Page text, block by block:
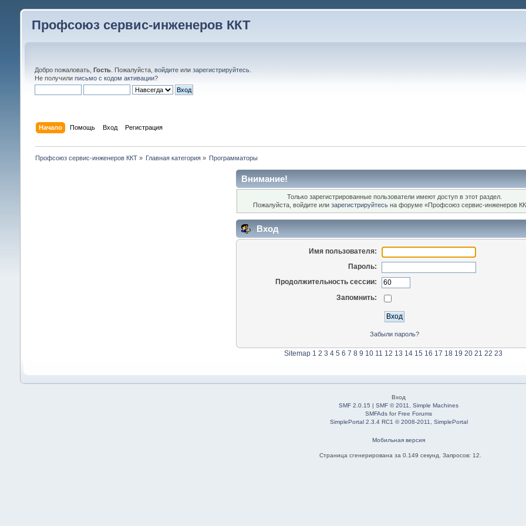
Профсоюз сервис-инженеров ККТ
Добро пожаловать, Гость. Пожалуйста, войдитеили зарегистрируйтесь.
Не получили письмо с кодом активации?
Начало Помощь Вход Регистрация
Профсоюз сервис-инженеров ККТ» Главная категория » Программаторы
Внимание!
Только зарегистрированные пользователи имеют доступ в этот раздел.
Пожалуйста, войдите илизарегистрируйтесь на форуме «Профсоюз сервис-инженеров
Вход
Имя пользователя:
Пароль:
Продолжительность сессии:
Запомнить:
Забыли пароль?
Sitemap 1 2 3 4 5 6 7 8 9 10 11 12 13 14 15 16 17 18 19 20 21 22 23
Вход
SMF 2.0.15 |SMF © 2011 ,Simple Machines
SMFAds forFree Forums
SimplePortal 2.3.4 RC1 © 2008-2011, SimplePortal
Мобильная версия
Страница сгенерирована за 0.149 секунд. Запросов: 12.